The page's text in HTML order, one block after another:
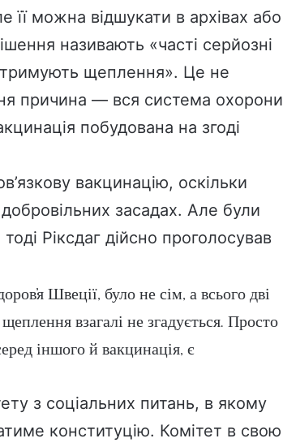
її можна відшукати в архівах або
називають «часті серйозні
щеплення». Це не
причина — вся система охорони
побудована на згоді
вакцинацію, оскільки
засадах. Але були
Ріксдаг дійсно проголосував
Швеції, було не сім, а всього дві
взагалі не згадується. Просто
іншого й вакцинація, є
з соціальних питань, в якому
конституцію. Комітет в свою